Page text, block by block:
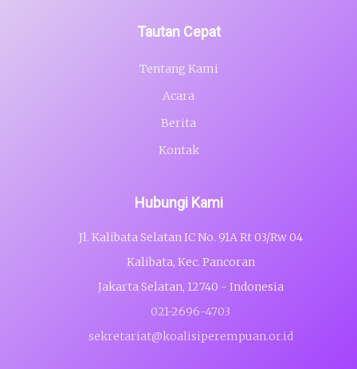
Tautan Cepat
Tentang Kami
Acara
Berita
Kontak
Hubungi Kami
Jl. Kalibata Selatan IC No. 91A Rt 03/Rw 04
Kalibata, Kec. Pancoran
Jakarta Selatan, 12740 - Indonesia
021-2696-4703
sekretariat@koalisiperempuan.or.id